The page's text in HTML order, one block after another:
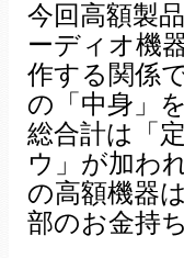
今回高額製
ーディオ機
作する関係
の「中身」
総合計は「
ウ」が加わ
の高額機器
部のお金持